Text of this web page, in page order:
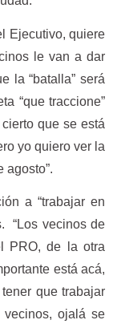
Ejecutivo, quiere
le van a dar
la “batalla” será
“que traccione”
cierto que se está
yo quiero ver la
agosto”.
a “trabajar en
“Los vecinos de
PRO, de la otra
está acá,
que trabajar
ojalá se